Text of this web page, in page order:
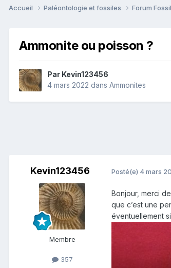
Accueil Paléontologie et fossiles Forum
Ammonite ou poisson ?
Par Kevin123456
4 mars 2022 dans Ammonites
Kevin123456
Membre
357
Posté(e) 4 mars
Bonjour, merci
que c’est une
éventuellement